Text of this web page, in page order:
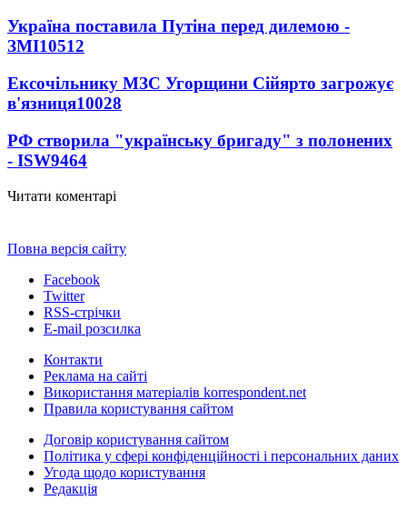
Україна поставила Путіна перед дилемою -
ЗМІ10512
Ексочільнику МЗС Угорщини Сійярто загрожує
в'язниця10028
РФ створила "українську бригаду" з полонених
- ISW9464
Читати коментарі
Повна версія сайту
Facebook
Twitter
RSS-стрічки
E-mail розсилка
Контакти
Реклама на сайті
Використання матеріалів korrespondent.net
Правила користування сайтом
Договір користування сайтом
Політика у сфері конфіденційності і персональних даних
Угода щодо користування
Редакція